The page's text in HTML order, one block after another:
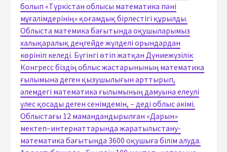
болып «Түркістан облысы математика пәні
мұғалімдерінің» қоғамдық бірлестігі құрылды.
Облыста матемика бағытында оқушыларымыз
халықаралық деңгейде жүлделі орындардан
көрініп келеді. Бүгінгі өтіп жатқан Дүниежүзілік
Конгресс біздің облыс жастарынының математика
ғылымына деген қызушылығын арттырып,
әлемдегі математика ғылымының дамуына елеулі
үлес қосады деген сенімдемін, – деді облыс әкімі.
Облыстағы 12 мамандандырылған «Дарын»
мектеп–интернаттарында жаратылыстану-
математика бағытында 3600 оқушыға білім алуда.